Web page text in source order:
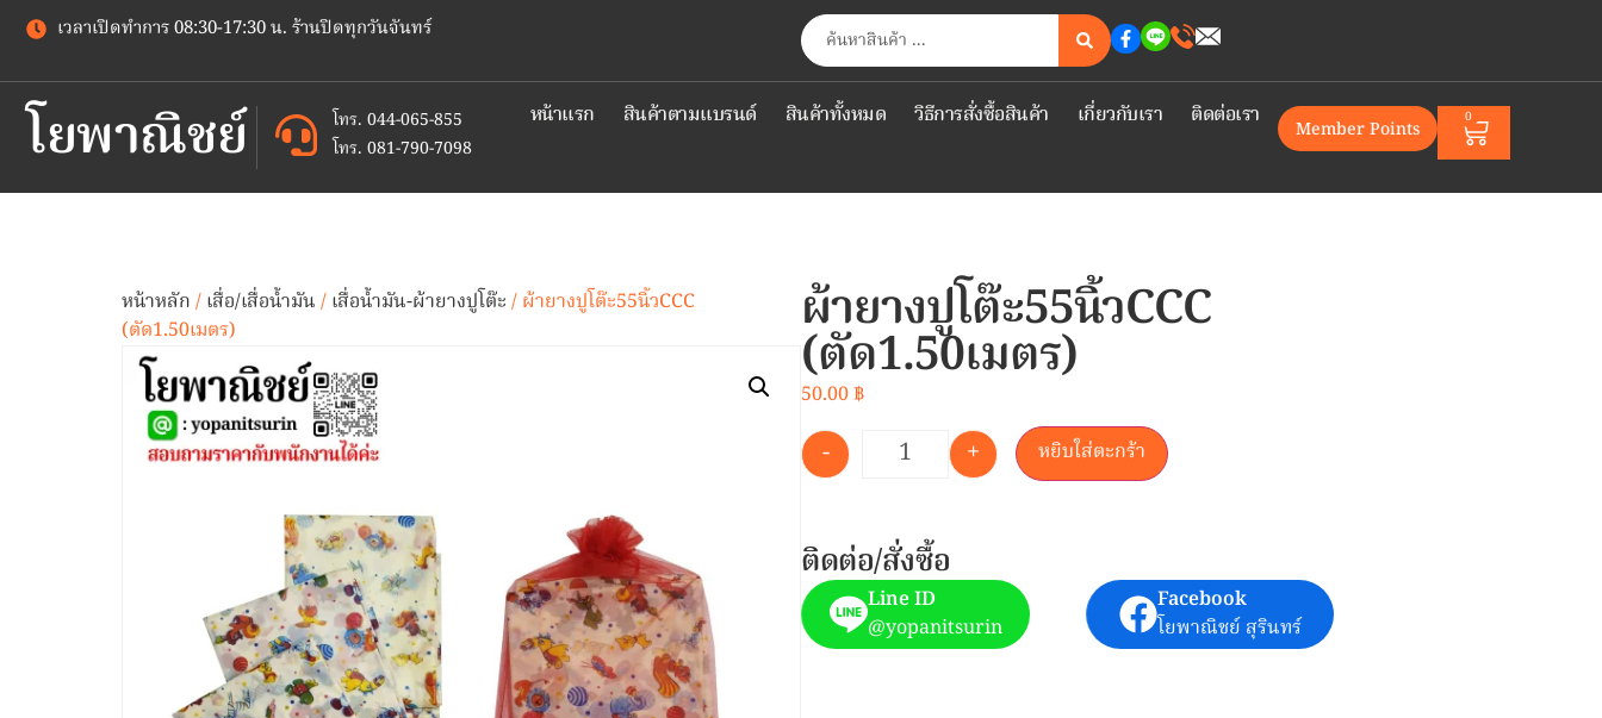
เวลาเปิดทำการ 08:30-17:30 น. ร้านปิดทุกวันจันทร์
โยพาณิชย์
โทร. 044-065-855
โทร. 081-790-7098
หน้าแรก สินค้าตามแบรนด์ สินค้าทั้งหมด วิธีการสั่งซื้อสินค้า เกี่ยวกับเรา ติดต่อเรา Member Points 0
หน้าหลัก/เสื่อ/เสื่อน้ำมัน/เสื่อน้ำมัน-ผ้ายางปูโต๊ะ/ ผ้ายางปูโต๊ะ55นิ้วCCC
(ตัด1.50เมตร)
ผ้ายางปูโต๊ะ55นิ้วCCC
(ตัด1.50เมตร)
50.00฿
- + หยิบใส่ตะกร้า
ติดต่อ/สั่งซื้อ
Line ID
@yopanitsurin
Facebook
โยพาณิชย์ สุรินทร์